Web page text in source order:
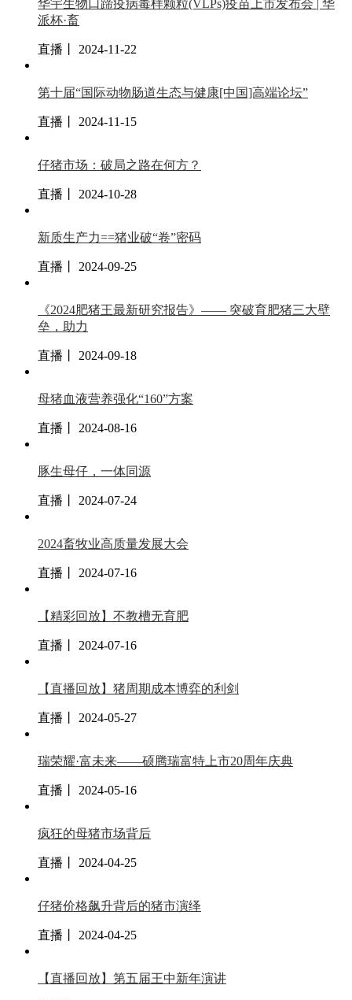
华宇生物口蹄疫病毒样颗粒(VLPs)疫苗上市发布会 | 华
派杯·畜
直播丨 2024-11-22
第十届“国际动物肠道生态与健康[中国]高端论坛”
直播丨 2024-11-15
仔猪市场：破局之路在何方？
直播丨 2024-10-28
新质生产力==猪业破“卷”密码
直播丨 2024-09-25
《2024肥猪王最新研究报告》—— 突破育肥猪三大壁
垒，助力
直播丨 2024-09-18
母猪血液营养强化“160”方案
直播丨 2024-08-16
豚生母仔，一体同源
直播丨 2024-07-24
2024畜牧业高质量发展大会
直播丨 2024-07-16
【精彩回放】不教槽无育肥
直播丨 2024-07-16
【直播回放】猪周期成本博弈的利剑
直播丨 2024-05-27
瑞荣耀·富未来——硕腾瑞富特上市20周年庆典
直播丨 2024-05-16
疯狂的母猪市场背后
直播丨 2024-04-25
仔猪价格飙升背后的猪市演绎
直播丨 2024-04-25
【直播回放】第五届王中新年演讲